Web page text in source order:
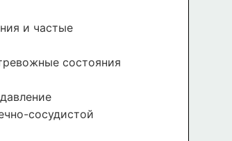
и частые
состояния
сосудистой